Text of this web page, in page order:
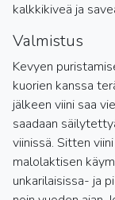
kalkkikiveä ja
Valmistus
Kevyen
kuorien kanssa
jälkeen viini saa
saadaan
viinissä. Sitten
malolaktisen
unkarilaisissa- ja